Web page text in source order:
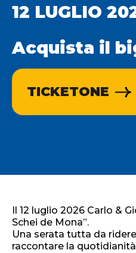
12 LUGLIO
Acquista il
TICKETONE
Il 12 luglio 2026 Carlo &
Schei de Mona”.
Una serata tutta da
raccontare la